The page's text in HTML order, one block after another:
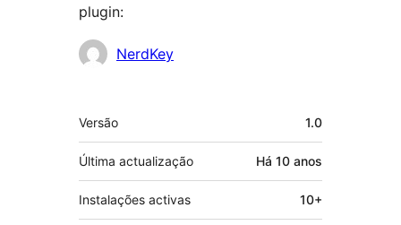
plugin:
Contribuidores
NerdKey
Metadados
Versão 1.0
Última actualização Há 10 anos
Instalações activas 10+